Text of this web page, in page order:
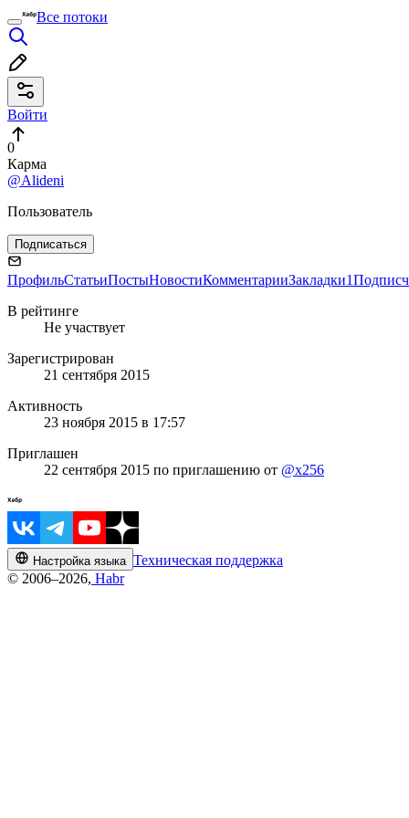
Все потоки
Войти
0
Карма
@Alideni
Пользователь
Подписаться
ПрофильСтатьиПостыНовостиКомментарииЗакладки1
В рейтинге
Не участвует
Зарегистрирован
21 сентября 2015
Активность
23 ноября 2015 в 17:57
Приглашен
22 сентября 2015 по приглашению от @x256
Настройка языка Техническая поддержка
© 2006–2026, Habr